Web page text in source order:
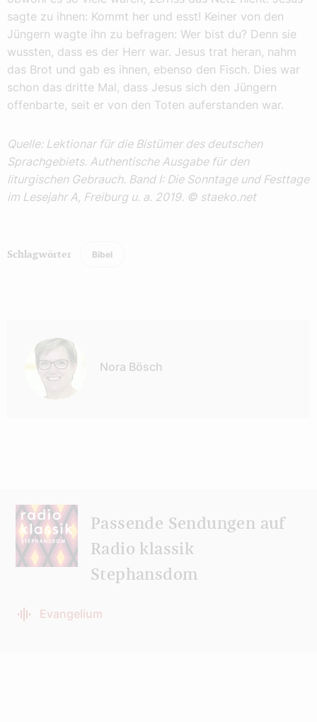
sagte zu ihnen: Kommt her und esst! Keiner von den
Jüngern wagte ihn zu befragen: Wer bist du? Denn sie
wussten, dass es der Herr war. Jesus trat heran, nahm
das Brot und gab es ihnen, ebenso den Fisch. Dies war
schon das dritte Mal, dass Jesus sich den Jüngern
offenbarte, seit er von den Toten auferstanden war.
Quelle: Lektionar für die Bistümer des deutschen
Sprachgebiets. Authentische Ausgabe für den
liturgischen Gebrauch. Band I: Die Sonntage und Festtage
im Lesejahr A, Freiburg u. a. 2019. © staeko.net
Schlagwörter Bibel
Nora Bösch
Passende Sendungen auf
Radio klassik
Stephansdom
Evangelium